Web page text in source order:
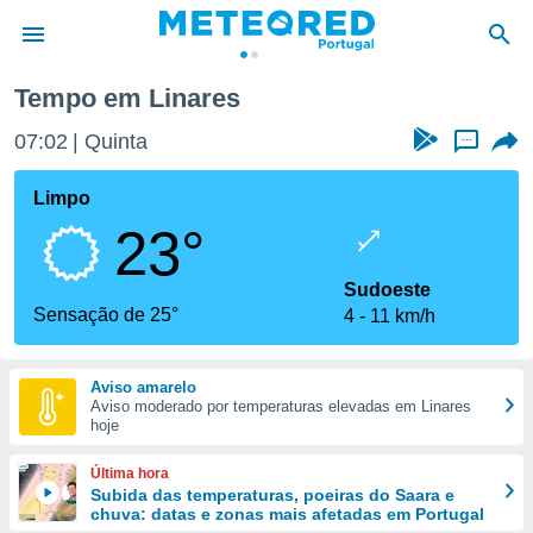
da
foi
fornecidas
a este
das
e
forma
digital
Tempo em Linares
07:02 Quinta ...
Limpo
23°
Sensação de 25°
Sudoeste
4
11 km/h
Aviso amarelo
Aviso moderado por temperaturas elevadas em Linares
hoje
Última hora
Subida das temperaturas, poeiras do Saara e
chuva: datas e zonas mais afetadas em Portugal